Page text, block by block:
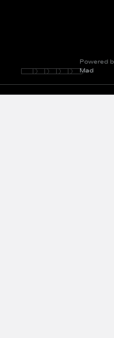
Powered
Mad